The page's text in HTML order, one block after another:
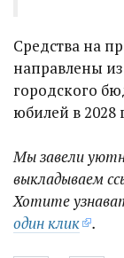
Средства на
направлены
городского
юбилей в 2028
Мы завели
выкладываем
Хотите
один клик
.